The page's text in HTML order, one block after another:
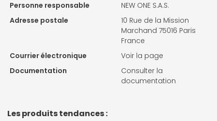
Personne responsable
NEW ONE S.A.S.
Adresse postale
10 Rue de la Mission
Marchand 75016 Paris
France
Courrier électronique
Voir la page
Documentation
Consulter la
documentation
Les produits tendances :